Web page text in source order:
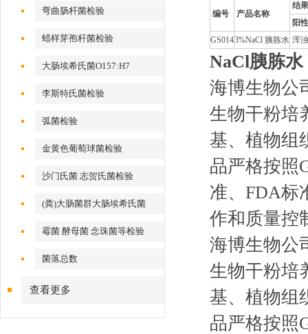
弯曲肠杆菌检验
蜡样芽孢杆菌检验
大肠埃希氏菌O157:H7
李斯特氏菌检验
弧菌检验
金黄色葡萄球菌检验
沙门氏菌 志贺氏菌检验
(粪)大肠菌群大肠埃希氏菌
霉菌 酵母菌 念珠菌等检验
菌落总数
查看更多
编号 产品名称
结
阳性
GS0143%NaCl 胰胨水 浑浊
NaCl胰胨水
海博生物公
生物干粉培
基、植物组
品严格按照
准、FDA标
作和质量控
海博生物公
生物干粉培
基、植物组
品严格按照